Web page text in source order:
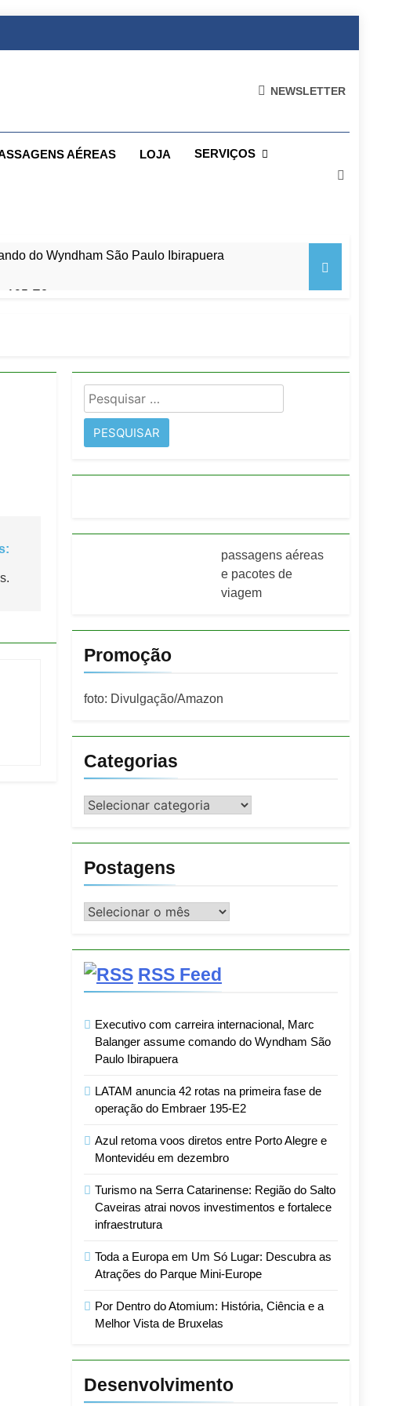
NEWSLETTER
AÉREAS LOJA SERVIÇOS
do Wyndham São Paulo Ibirapuera
195-E2
investimentos e fortalece infraestrutura
Pesquisar
por:
passagens aéreas
e pacotes de
viagem
Promoção
foto: Divulgação/Amazon
Categorias
Categorias
Postagens
Postagens
RSS Feed
Executivo com carreira internacional, Marc
Balanger assume comando do Wyndham São
Paulo Ibirapuera
LATAM anuncia 42 rotas na primeira fase de
operação do Embraer 195-E2
Azul retoma voos diretos entre Porto Alegre e
Montevidéu em dezembro
Turismo na Serra Catarinense: Região do Salto
Caveiras atrai novos investimentos e fortalece
infraestrutura
Toda a Europa em Um Só Lugar: Descubra as
Atrações do Parque Mini-Europe
Por Dentro do Atomium: História, Ciência e a
Melhor Vista de Bruxelas
Desenvolvimento